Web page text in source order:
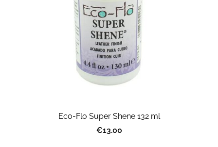
Eco-Flo Super Shene 132 ml
€13.00